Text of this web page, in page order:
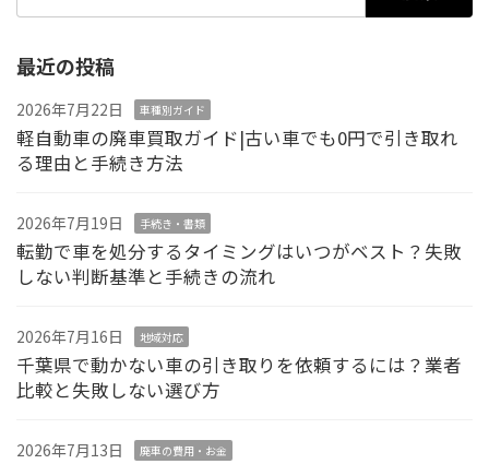
最近の投稿
2026年7月22日 車種別ガイド
軽自動車の廃車買取ガイド|古い車でも0円で引き取れ
る理由と手続き方法
2026年7月19日 手続き・書類
転勤で車を処分するタイミングはいつがベスト？失敗
しない判断基準と手続きの流れ
2026年7月16日 地域対応
千葉県で動かない車の引き取りを依頼するには？業者
比較と失敗しない選び方
2026年7月13日 廃車の費用・お金